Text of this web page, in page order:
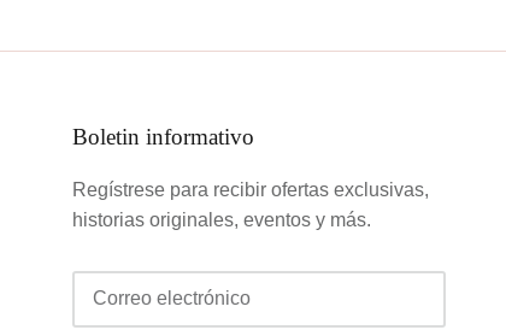
Boletin informativo
Regístrese para recibir ofertas exclusivas,
historias originales, eventos y más.